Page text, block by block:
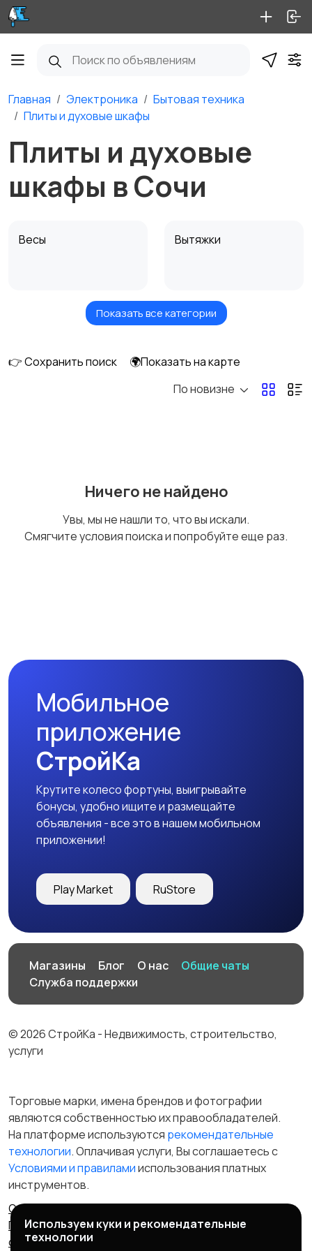
Главная Электроника
Бытовая техника
Плиты и духовые шкафы
Плиты и духовые
шкафы в Сочи
Весы Вытяжки
Измельчение и
Климатическая
Плиты и духовые
одеждой
оборудование
Показать все категории
👉 Сохранить поиск
🌍Показать на карте
По новизне
Ничего не найдено
Увы, мы не нашли то, что вы искали.
Смягчите условия поиска и попробуйте еще раз.
Мобильное
приложение
СтройКа
Крутите колесо фортуны, выигрывайте
бонусы, удобно ищите и размещайте
объявления - все это в нашем мобильном
приложении!
Play Market RuStore
Магазины Блог О нас
Общие чаты
Служба поддержки
© 2026 СтройКа - Недвижимость, строительство,
услуги
Торговые марки, имена брендов и фотографии
являются собственностью их правообладателей.
На платформе используются рекомендательные
технологии. Оплачивая услуги, Вы соглашаетесь c
Условиями и правиламииспользования платных
инструментов.
Отказ от ответственности
Правила сервиса
Политика конфиденциальности
Пользовательское
соглашение
Запрещенные товары/услуги
Используем куки и рекомендательные
технологии